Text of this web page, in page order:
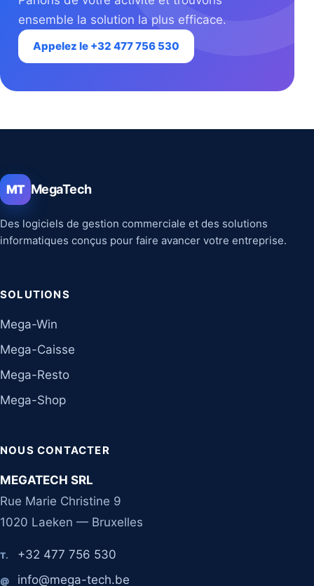
ensemble la solution la plus efficace.
Appelez le +32 477 756 530
MT MegaTech
Des logiciels de gestion commerciale et des solutions
informatiques conçus pour faire avancer votre entreprise.
SOLUTIONS
Mega-Win
Mega-Caisse
Mega-Resto
Mega-Shop
NOUS CONTACTER
MEGATECH SRL
Rue Marie Christine 9
1020 Laeken — Bruxelles
T. +32 477 756 530
@ info@mega-tech.be